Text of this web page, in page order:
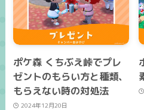
ポケ森 くちぶえ峠でプレ
ゼントのもらい方と種類、
もらえない時の対処法
2024年12月20日